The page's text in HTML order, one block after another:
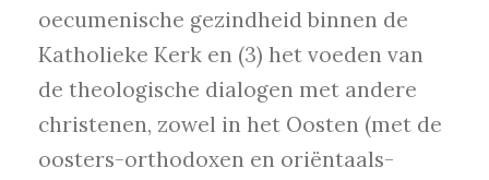
oecumenische gezindheid binnen de
Katholieke Kerk en (3) het voeden van
de theologische dialogen met andere
christenen, zowel in het Oosten (met de
oosters-orthodoxen en oriëntaals-